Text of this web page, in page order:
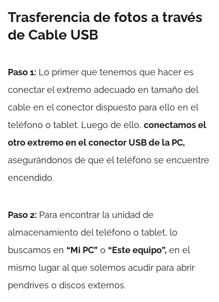
Trasferencia de fotos a través
de Cable USB
Paso 1: Lo primer que tenemos que hacer es
conectar el extremo adecuado en tamaño del
cable en el conector dispuesto para ello en el
teléfono o tablet. Luego de ello, conectamos el
otro extremo en el conector USB de la PC,
asegurándonos de que el teléfono se encuentre
encendido.
Paso 2: Para encontrar la unidad de
almacenamiento del teléfono o tablet, lo
buscamos en “Mi PC” o “Este equipo”, en el
mismo lugar al que solemos acudir para abrir
pendrives o discos externos.